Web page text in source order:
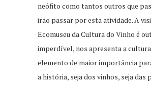
neófito como tantos outros que
irão passar por esta atividade. A
Ecomuseu da Cultura do Vinho é
imperdível, nos apresenta a
elemento de maior importância
a história, seja dos vinhos, seja das